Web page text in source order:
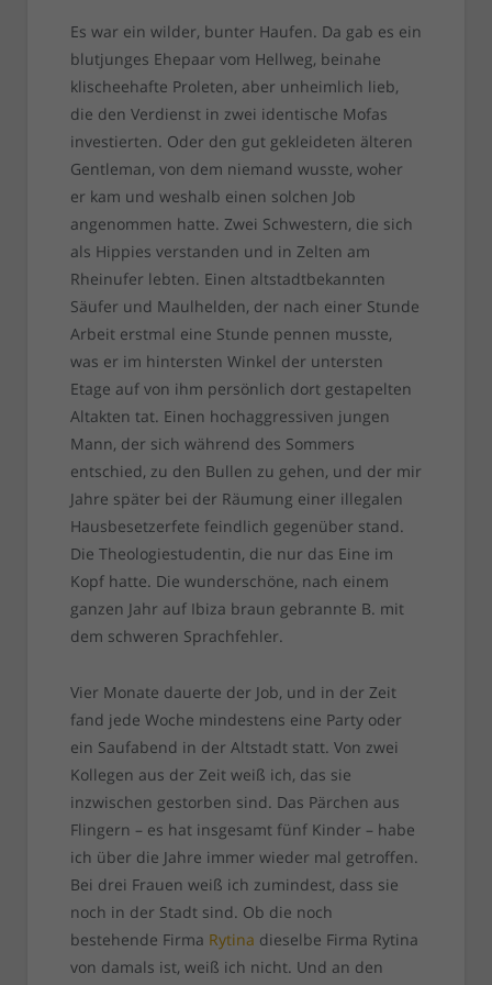
Es war ein wilder, bunter Haufen. Da gab es ein
blutjunges Ehepaar vom Hellweg, beinahe
klischeehafte Proleten, aber unheimlich lieb,
die den Verdienst in zwei identische Mofas
investierten. Oder den gut gekleideten älteren
Gentleman, von dem niemand wusste, woher
er kam und weshalb einen solchen Job
angenommen hatte. Zwei Schwestern, die sich
als Hippies verstanden und in Zelten am
Rheinufer lebten. Einen altstadtbekannten
Säufer und Maulhelden, der nach einer Stunde
Arbeit erstmal eine Stunde pennen musste,
was er im hintersten Winkel der untersten
Etage auf von ihm persönlich dort gestapelten
Altakten tat. Einen hochaggressiven jungen
Mann, der sich während des Sommers
entschied, zu den Bullen zu gehen, und der mir
Jahre später bei der Räumung einer illegalen
Hausbesetzerfete feindlich gegenüber stand.
Die Theologiestudentin, die nur das Eine im
Kopf hatte. Die wunderschöne, nach einem
ganzen Jahr auf Ibiza braun gebrannte B. mit
dem schweren Sprachfehler.
Vier Monate dauerte der Job, und in der Zeit
fand jede Woche mindestens eine Party oder
ein Saufabend in der Altstadt statt. Von zwei
Kollegen aus der Zeit weiß ich, das sie
inzwischen gestorben sind. Das Pärchen aus
Flingern – es hat insgesamt fünf Kinder – habe
ich über die Jahre immer wieder mal getroffen.
Bei drei Frauen weiß ich zumindest, dass sie
noch in der Stadt sind. Ob die noch
bestehende Firma Rytina dieselbe Firma Rytina
von damals ist, weiß ich nicht. Und an den